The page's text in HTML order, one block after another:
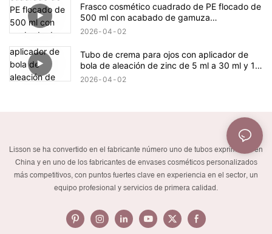
Frasco cosmético cuadrado de PE flocado de
500 ml con acabado de gamuza
aterciopelada.
2026 04 02
Tubo de crema para ojos con aplicador de
bola de aleación de zinc de 5 ml a 30 ml y 19
mm de diámetro.
2026 04 02
Lisson se ha convertido en el fabricante número uno de tubos exprimibles en
China y en uno de los fabricantes de envases cosméticos personalizados
más competitivos, con puntos fuertes clave en experiencia en el sector, un
equipo profesional y servicios de primera calidad.